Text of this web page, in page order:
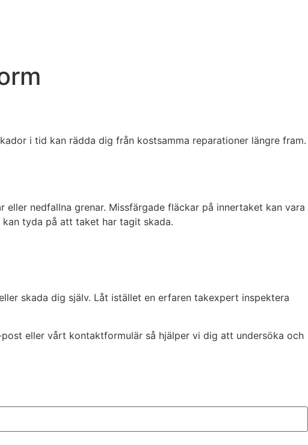
i tid kan rädda dig från kostsamma reparationer längre fram.
nedfallna grenar. Missfärgade fläckar på innertaket kan vara
tyda på att taket har tagit skada.
skada dig själv. Låt istället en erfaren takexpert inspektera
eller vårt kontaktformulär så hjälper vi dig att undersöka och